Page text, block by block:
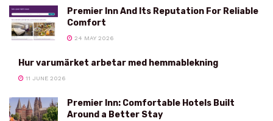
Premier Inn And Its Reputation For Reliable
Comfort
24 MAY 2026
Hur varumärket arbetar med hemmablekning
11 JUNE 2026
Premier Inn: Comfortable Hotels Built
Around a Better Stay